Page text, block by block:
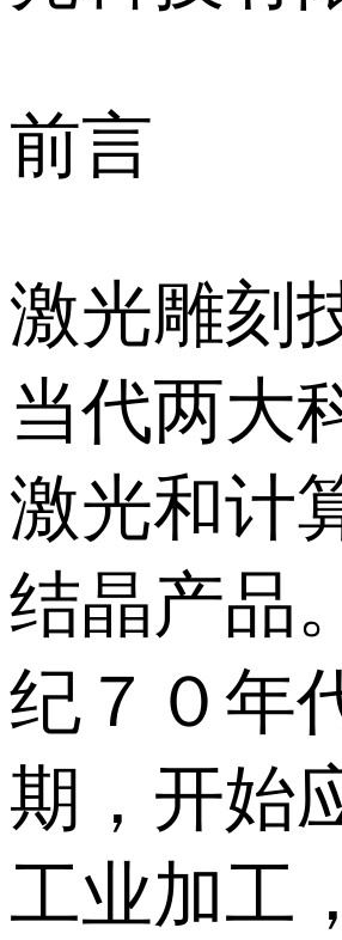
前言
激光雕刻
当代两大
激光和计
结晶产品
纪７０年
期，开始
工业加工